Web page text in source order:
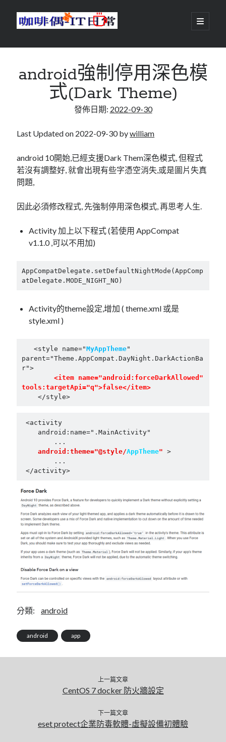
咖
偶-
常
開
啟
資
欄
搜尋
android backup centos
docker elementaryOS esxi
httpd java javascript kotlin ldap
LetsEncrypt linux LinuxMint
microsoft mysql nextcloud
restic RockyLinux
vpn windows wordpress
一個人的武林 品質管理系統 單車
分類
rclone
區塊鏈
品質管理系統
單車
技術
書
未分類
軟體介紹
閑聊
android強制停用深色模
式(Dark Theme)
發佈日期: 2022-09-30
Last Updated on 2022-09-30 bywilliam
android 10開始,已經支援Dark Them深色模式, 但程式
若沒有調整好, 就會出現有些字憑空消失,或是圖片失真
問題,
因此必須修改程式, 先強制停用深色模式, 再思考人生.
Activity 加上以下程式 (若使用 AppCompat
v1.1.0 ,可以不用加)
AppCompatDelegate.setDefaultNightMode(AppComp
atDelegate.MODE_NIGHT_NO)
Activity的theme設定,增加 ( theme.xml 或是
style.xml )
   <style name="
MyAppTheme"
parent="Theme.AppCompat.DayNight.DarkActionBa
r">
<item name="android:forceDarkAllowed"
tools:targetApi="q">false</item>
    </style>
android:theme="@style/AppTheme" >
</activity>
分類: android
android app
上一篇文章
CentOS 7 docker 防火牆設定
下一篇文章
eset protect企業防毒軟體-虛擬設備初體驗